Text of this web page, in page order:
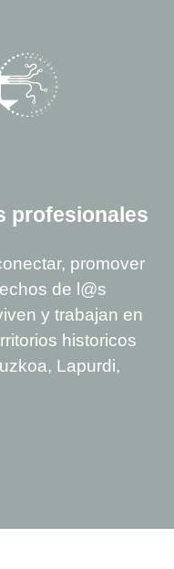
profesionales
promover
de l@s
y trabajan en
historicos
Lapurdi,